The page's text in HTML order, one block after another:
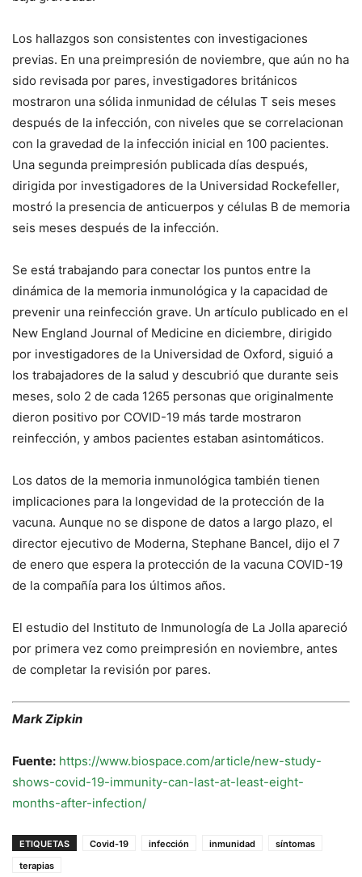
Los hallazgos son consistentes con investigaciones
previas. En una preimpresión de noviembre, que aún no ha
sido revisada por pares, investigadores británicos
mostraron una sólida inmunidad de células T seis meses
después de la infección, con niveles que se correlacionan
con la gravedad de la infección inicial en 100 pacientes.
Una segunda preimpresión publicada días después,
dirigida por investigadores de la Universidad Rockefeller,
mostró la presencia de anticuerpos y células B de memoria
seis meses después de la infección.
Se está trabajando para conectar los puntos entre la
dinámica de la memoria inmunológica y la capacidad de
prevenir una reinfección grave. Un artículo publicado en el
New England Journal of Medicine en diciembre, dirigido
por investigadores de la Universidad de Oxford, siguió a
los trabajadores de la salud y descubrió que durante seis
meses, solo 2 de cada 1265 personas que originalmente
dieron positivo por COVID-19 más tarde mostraron
reinfección, y ambos pacientes estaban asintomáticos.
Los datos de la memoria inmunológica también tienen
implicaciones para la longevidad de la protección de la
vacuna. Aunque no se dispone de datos a largo plazo, el
director ejecutivo de Moderna, Stephane Bancel, dijo el 7
de enero que espera la protección de la vacuna COVID-19
de la compañía para los últimos años.
El estudio del Instituto de Inmunología de La Jolla apareció
por primera vez como preimpresión en noviembre, antes
de completar la revisión por pares.
Mark Zipkin
Fuente: https://www.biospace.com/article/new-study-
shows-covid-19-immunity-can-last-at-least-eight-
months-after-infection/
ETIQUETAS Covid-19 infección inmunidad
síntomas
terapias